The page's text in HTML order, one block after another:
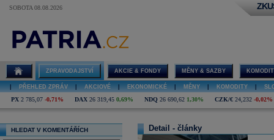
SOBOTA 08.08.2026
ZPRAVODAJSTVÍ AKCIE & FONDY MĚNY & SAZBY
PŘEHLED ZPRÁV AKCIOVÉ EKONOMICKÉ MĚNY KOMODITY
PX 2 785,07 -0,71% DAX 26 319,45 0,69% NDQ 26 690,62 1,30% CZK/€ 24,232 -0,02%
HLEDAT V KOMENTÁŘÍCH Detail - články